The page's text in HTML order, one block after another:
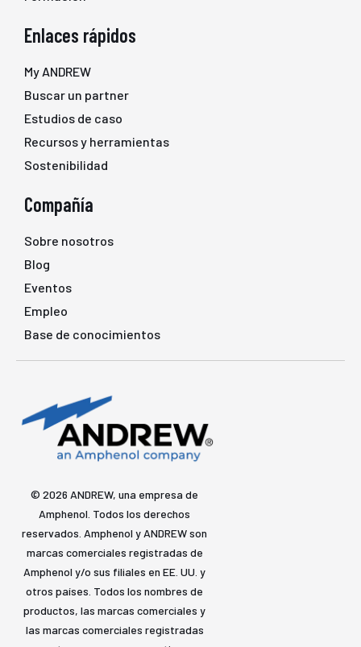
Enlaces rápidos
My ANDREW
Buscar un partner
Estudios de caso
Recursos y herramientas
Sostenibilidad
Compañía
Sobre nosotros
Blog
Eventos
Empleo
Base de conocimientos
© 2026 ANDREW, una empresa de
Amphenol. Todos los derechos
reservados. Amphenol y ANDREW son
marcas comerciales registradas de
Amphenol y/o sus filiales en EE. UU. y
otros países. Todos los nombres de
productos, las marcas comerciales y
las marcas comerciales registradas